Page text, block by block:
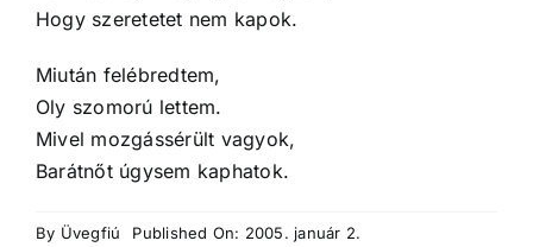
Hogy szeretetet nem kapok.
Miután felébredtem,
Oly szomorú lettem.
Mivel mozgássérült vagyok,
Barátnőt úgysem kaphatok.
By Üvegfiú Published On: 2005. január 2.